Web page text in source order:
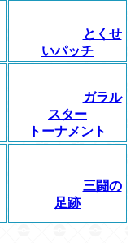
とくせ
いパッチ
ガラル
スター
トーナメント
三闘の
足跡